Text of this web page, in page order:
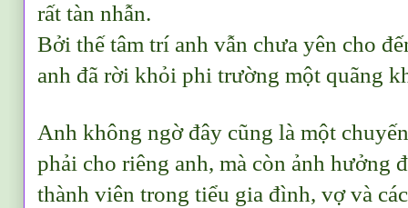
rất tàn nhẫn.
Bởi thế tâm trí anh vẫn chưa yên cho
anh đã rời khỏi phi trường một quãng
Anh không ngờ đây cũng là một
phải cho riêng anh, mà còn ảnh hưởng
thành viên trong tiểu gia đình, vợ và